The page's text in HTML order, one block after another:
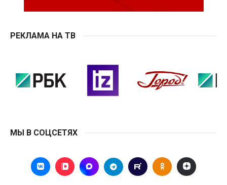
РЕКЛАМА НА ТВ
МЫ В СОЦСЕТЯХ